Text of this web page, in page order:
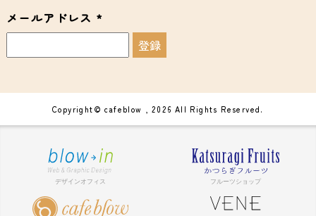
メールアドレス *
Copyright© cafeblow , 2026 All Rights Reserved.